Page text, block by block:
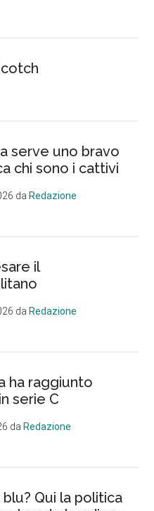
serve uno bravo
chi sono i cattivi
daRedazione
il
daRedazione
ha raggiunto
serie C
daRedazione
blu? Qui la politica